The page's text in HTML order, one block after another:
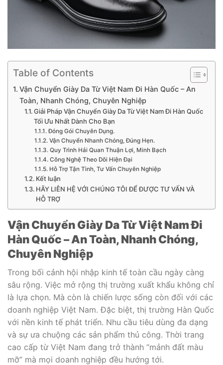
Table of Contents
Vận Chuyển Giày Da Từ Việt Nam Đi Hàn Quốc – An
Toàn, Nhanh Chóng, Chuyên Nghiệp
Giải Pháp Vận Chuyển Giày Da Từ Việt Nam Đi Hàn Quốc
Tối Ưu Nhất Dành Cho Bạn
Đóng Gói Chuyên Dụng.
Vận Chuyển Nhanh Chóng, Đúng Hẹn.
Quy Trình Hải Quan Thuận Lợi, Minh Bạch
Công Nghệ Theo Dõi Hiện Đại
Hỗ Trợ Tận Tình, Tư Vấn Chuyên Nghiệp
Kết luận
HÃY LIÊN HỆ VỚI CHÚNG TÔI ĐỂ ĐƯỢC TƯ VẤN VÀ
HỖ TRỢ
Vận Chuyển Giày Da Từ Việt Nam Đi
Hàn Quốc – An Toàn, Nhanh Chóng,
Chuyên Nghiệp
Trong bối cảnh hội nhập kinh tế toàn cầu ngày càng
sâu rộng. Việc mở rộng thị trường xuất khẩu không chỉ
là lựa chọn. Mà còn là chiến lược sống còn đối với các
doanh nghiệp Việt Nam. Đặc biệt, thị trường Hàn Quốc
với nền kinh tế phát triển. Nhu cầu tiêu dùng đa dạng
và sự ưa chuộng các sản phẩm thủ công. Thời trang
cao cấp từ Việt Nam đang trở thành “mảnh đất màu
mỡ” mà mọi doanh nghiệp đều hướng tới.